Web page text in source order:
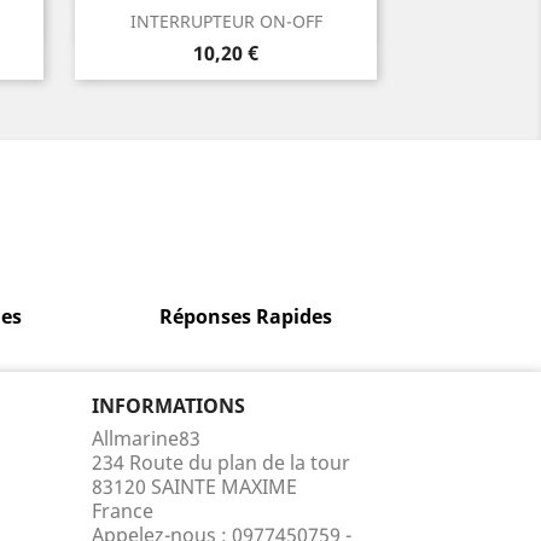
INTERRUPTEUR ON-OFF
Prix
10,20 €
Aperçu rapide
Réponses Rapides
INFORMATIONS
Allmarine83
234 Route du plan de la tour
83120 SAINTE MAXIME
France
Appelez-nous : 0977450759 -